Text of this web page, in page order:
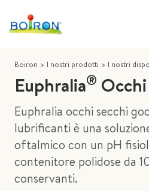
Boiron > I nostri prodotti > I nostri
Euphralia®
Euphralia occhi secchi
lubrificanti è una
oftalmico con un pH
contenitore polidose da
conservanti.